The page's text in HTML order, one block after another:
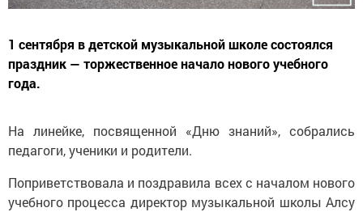
1 сентября в детской музыкальной школе состоялся
праздник — торжественное начало нового учебного
года.
На линейке, посвященной «Дню знаний», собрались
педагоги, ученики и родители.
Поприветствовала и поздравила всех с началом нового
учебного процесса директор музыкальной школы Алсу